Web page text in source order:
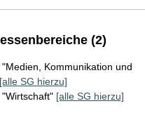
(2)
Kommunikation und
[alle SG hierzu]
[alle SG hierzu]